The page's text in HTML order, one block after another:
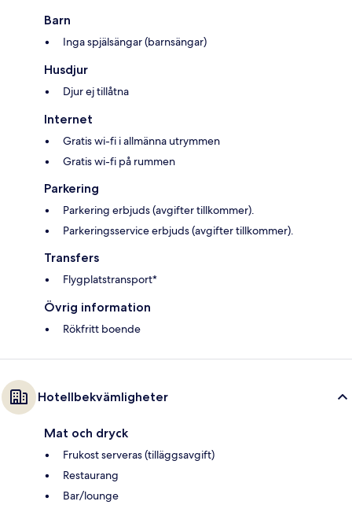
Barn
Inga spjälsängar (barnsängar)
Husdjur
Djur ej tillåtna
Internet
Gratis wi-fi i allmänna utrymmen
Gratis wi-fi på rummen
Parkering
Parkering erbjuds (avgifter tillkommer).
Parkeringsservice erbjuds (avgifter tillkommer).
Transfers
Flygplatstransport*
Övrig information
Rökfritt boende
Hotellbekvämligheter
Mat och dryck
Frukost serveras (tilläggsavgift)
Restaurang
Bar/lounge